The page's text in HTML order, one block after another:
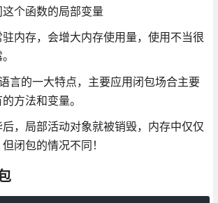
个函数的局部变量
内存，会增大内存使用量，使用不当很
言的一大特点，主要应用闭包场合主要
方法和变量。
，局部活动对象就被销毁，内存中仅仅
闭包的情况不同！